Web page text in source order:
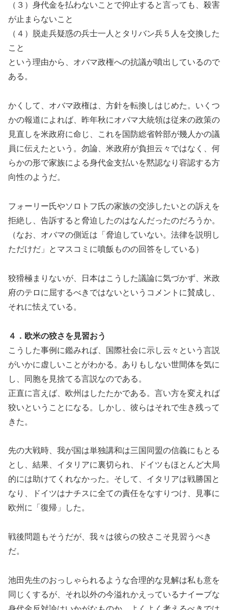
（３）身代金を払わないことで抑止すると言っても、殺害
が止まらないこと
（４）脱走兵疑惑の兵士一人とタリバン兵５人を交換した
こと
という理由から、オバマ政権への抗議が噴出しているので
ある。
かくして、オバマ政権は、方針を転換しはじめた。いくつ
かの報道によれば、昨年秋にオバマ大統領は従来の政策の
見直しを米政府に命じ、これを国防総省幹部が幾人かの議
員に伝えたという。勿論、米政府が負担云々ではなく、何
らかの形で家族による身代金支払いを黙認なり容認する方
向性のようだ。
フォーリー氏やソロトフ氏の家族の交渉したいとの訴えを
拒絶し、告訴すると脅迫したのはなんだったのだろうか。
（なお、オバマの側近は「脅迫していない。法律を説明し
ただけだ」とマスコミに噴飯ものの回答をしている）
狡猾極まりないが、日本はこうした議論に気づかず、米政
府のテロに屈するべきではないというコメントに賛成し、
それに怯えている。
４．欧米の狡さを見習おう
こうした事例に鑑みれば、国際社会に示し云々という言説
がいかに虚しいことがわかる。ありもしない世間体を気に
し、同胞を見捨てる言説なのである。
正直に言えば、欧州はしたたかである。言い方を変えれば
狡いということになる。しかし、彼らはそれで生き残って
きた。
先の大戦時、我が国は単独講和は三国同盟の信義にもとる
とし、結果、イタリアに裏切られ、ドイツもほとんど大局
的には助けてくれなかった。そして、イタリアは戦勝国と
なり、ドイツはナチスに全ての責任をなすりつけ、見事に
欧州に「復帰」した。
戦後問題もそうだが、我々は彼らの狡さこそ見習うべき
だ。
池田先生のおっしゃられるような合理的な見解は私も意を
同じくするが、それ以外の今溢れかえっているナイーブな